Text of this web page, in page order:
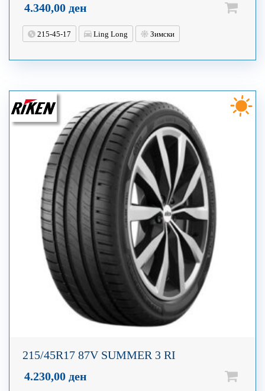
4.340,00 ден
215-45-17 Ling Long Зимски
215/45R17 87V SUMMER 3 RI
4.230,00 ден